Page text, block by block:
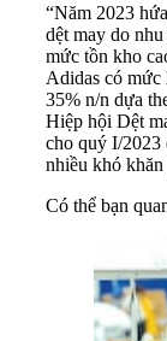
“Năm 2023
dệt may do
mức tồn kho
Adidas có mức
35% n/n dựa
Hiệp hội Dệt
cho quý I/2023
nhiều khó
Có thể bạn